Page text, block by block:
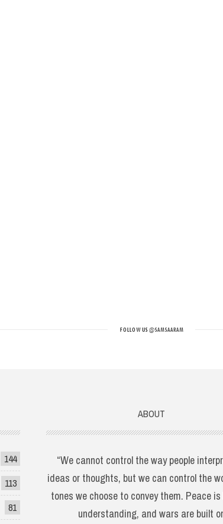
FOLLOW US@SAMSAARAM
144
113
81
ABOUT
“We cannot control the way people
ideas or thoughts, but we can control the
tones we choose to convey them. Peace
understanding, and wars are built